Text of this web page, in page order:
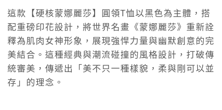
這款【硬核蒙娜麗莎】圓領T恤以黑色為主體，搭
配重磅印花設計，將世界名畫《蒙娜麗莎》重新詮
釋為肌肉女神形象，展現強悍力量與幽默創意的完
美結合。這種經典與潮流碰撞的風格設計，打破傳
統審美，傳遞出「美不只一種樣貌，柔與剛可以並
存」的理念。